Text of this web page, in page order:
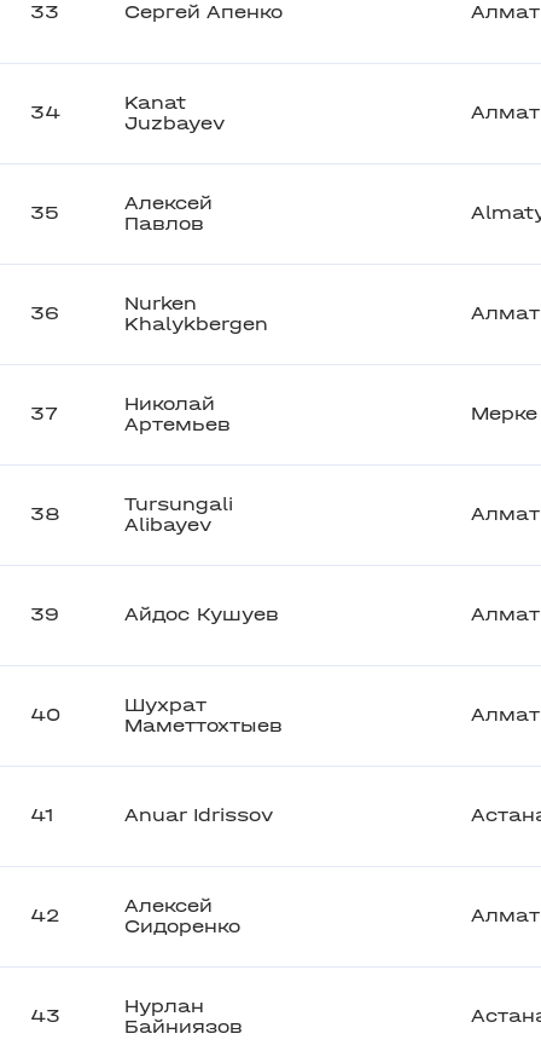
33 Сергей Апенко
34
Kanat
Juzbayev
35
Алексей
Павлов
36
Nurken
Khalykbergen
37
Николай
Артемьев
Мерке
38
Tursungali
Alibayev
39 Айдос Кушуев
40
Шухрат
Маметтохтыев
41 Anuar Idrissov
42
Алексей
Сидоренко
43
Нурлан
Байниязов